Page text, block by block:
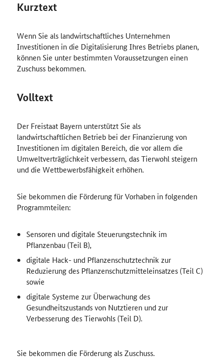
Kurztext
Wenn Sie als landwirtschaftliches Unternehmen
Investitionen in die Digitalisierung Ihres Betriebs planen,
können Sie unter bestimmten Voraussetzungen einen
Zuschuss bekommen.
Volltext
Der Freistaat Bayern unterstützt Sie als
landwirtschaftlichen Betrieb bei der Finanzierung von
Investitionen im digitalen Bereich, die vor allem die
Umweltverträglichkeit verbessern, das Tierwohl steigern
und die Wettbewerbsfähigkeit erhöhen.
Sie bekommen die Förderung für Vorhaben in folgenden
Programmteilen:
Sensoren und digitale Steuerungstechnik im
Pflanzenbau (Teil B),
digitale Hack- und Pflanzenschutztechnik zur
Reduzierung des Pflanzenschutzmitteleinsatzes (Teil C)
sowie
digitale Systeme zur Überwachung des
Gesundheitszustands von Nutztieren und zur
Verbesserung des Tierwohls (Teil D).
Sie bekommen die Förderung als Zuschuss.